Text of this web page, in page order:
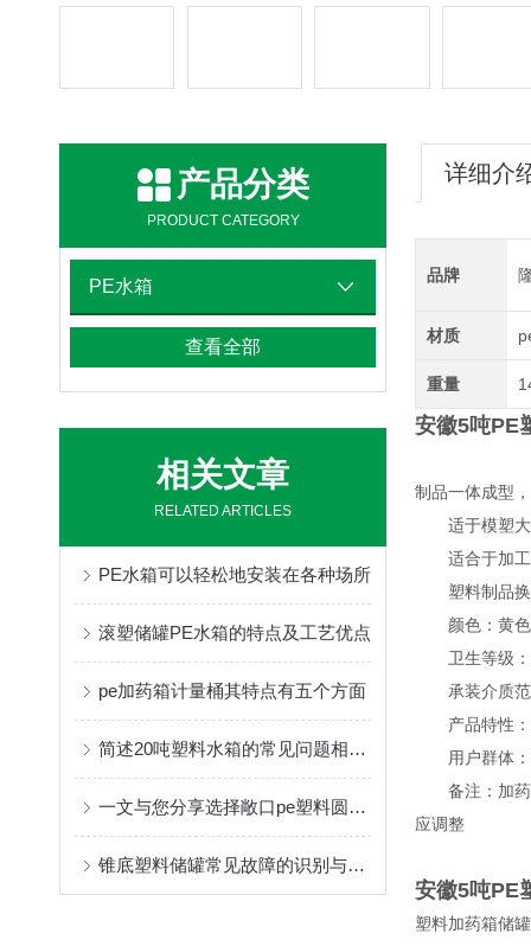
产品分类
PRODUCT CATEGORY
PE水箱
查看全部
相关文章
RELATED ARTICLES
PE水箱可以轻松地安装在各种场所
滚塑储罐PE水箱的特点及工艺优点
pe加药箱计量桶其特点有五个方面
简述20吨塑料水箱的常见问题相应解决方法
一文与您分享选择敞口pe塑料圆桶时所需要考虑的关键因素
锥底塑料储罐常见故障的识别与解决方法分享
详细介
品牌
材质
重量
安徽5吨PE
制品一体成型
适于模塑大
适合于加工
塑料制品换
颜色：黄色
卫生等级：
承装介质范
产品特性：
用户群体：
备注：加药
应调整
安徽5吨PE
塑料加药箱储